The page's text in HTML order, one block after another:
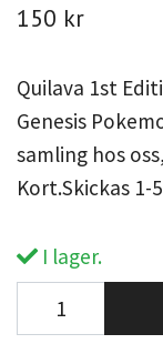
150 kr
Quilava 1st
Genesis
samling hos
Kort.Skickas
I lager.